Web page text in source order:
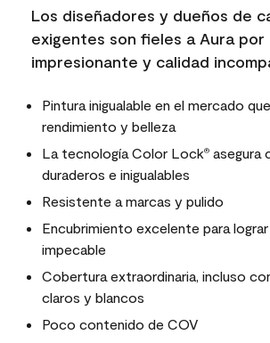
Los diseñadores y dueños de
exigentes son fieles a Aura por
impresionante y calidad
Pintura inigualable en el mercado
rendimiento y belleza
La tecnología Color Lock® asegura
duraderos e inigualables
Resistente a marcas y pulido
Encubrimiento excelente para
impecable
Cobertura extraordinaria, incluso
claros y blancos
Poco contenido de COV